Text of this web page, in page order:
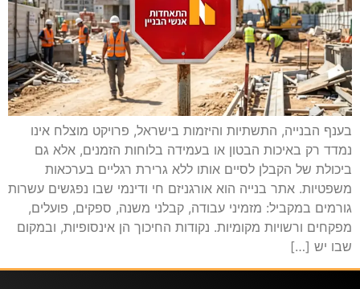
בענף הבנייה, התשתיות והיזמות בישראל, פרויקט מוצלח אינו
נמדד רק באיכות הבטון או בעמידה בלוחות הזמנים, אלא גם
ביכולת של הקבלן לסיים אותו ללא גרירת רגליים בערכאות
משפטיות. אתר בנייה הוא אורגניזם חי ודינמי שבו נפגשים עשרות
גורמים במקביל: מזמיני עבודה, קבלני משנה, ספקים, פועלים,
מפקחים ורשויות מקומיות. נקודות החיכוך הן אינסופיות, ובמקום
שבו יש […]